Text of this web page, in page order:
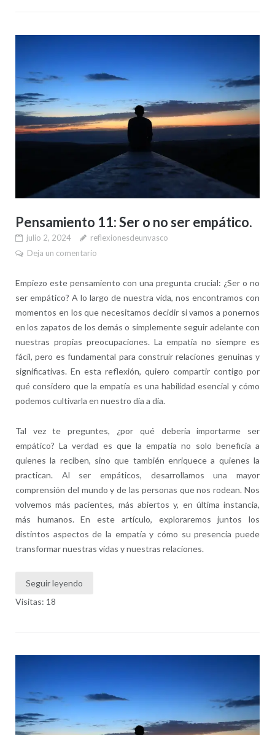
Pensamiento 11: Ser o no ser empático.
julio 2, 2024
reflexionesdeunvasco
Deja un comentario
Empiezo este pensamiento con una pregunta crucial: ¿Ser o no
ser empático? A lo largo de nuestra vida, nos encontramos con
momentos en los que necesitamos decidir si vamos a ponernos
en los zapatos de los demás o simplemente seguir adelante con
nuestras propias preocupaciones. La empatía no siempre es
fácil, pero es fundamental para construir relaciones genuinas y
significativas. En esta reflexión, quiero compartir contigo por
qué considero que la empatía es una habilidad esencial y cómo
podemos cultivarla en nuestro día a día.
Tal vez te preguntes, ¿por qué debería importarme ser
empático? La verdad es que la empatía no solo beneficia a
quienes la reciben, sino que también enriquece a quienes la
practican. Al ser empáticos, desarrollamos una mayor
comprensión del mundo y de las personas que nos rodean. Nos
volvemos más pacientes, más abiertos y, en última instancia,
más humanos. En este artículo, exploraremos juntos los
distintos aspectos de la empatía y cómo su presencia puede
transformar nuestras vidas y nuestras relaciones.
Seguir leyendo
Visitas: 18